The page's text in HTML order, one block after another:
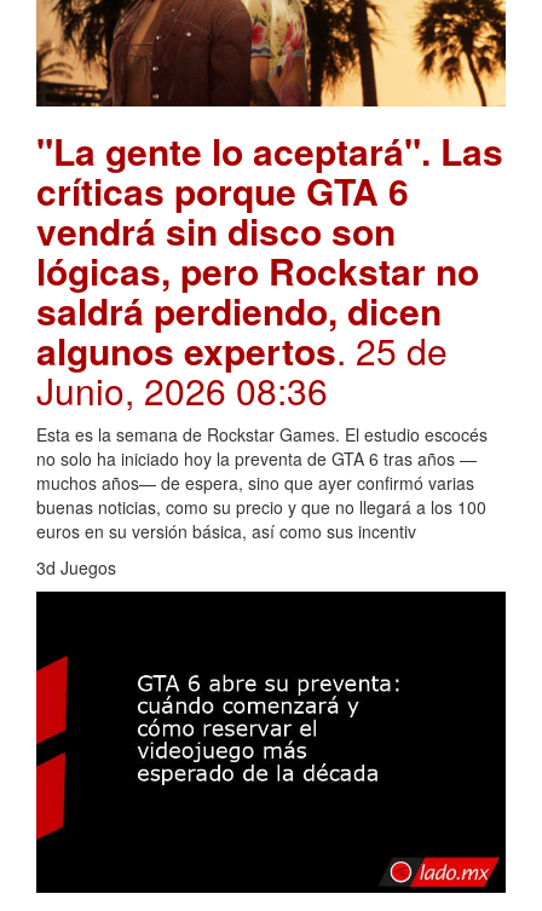
"La gente lo aceptará". Las
críticas porque GTA 6
vendrá sin disco son
lógicas, pero Rockstar no
saldrá perdiendo, dicen
algunos expertos. 25 de
Junio, 2026 08:36
Esta es la semana de Rockstar Games. El estudio escocés
no solo ha iniciado hoy la preventa de GTA 6 tras años —
muchos años— de espera, sino que ayer confirmó varias
buenas noticias, como su precio y que no llegará a los 100
euros en su versión básica, así como sus incentiv
3d Juegos